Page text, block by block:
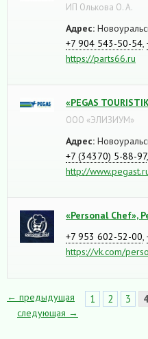
ИП Олькова О. А.
Адрес:
+7 904 543-50-54
https://parts66.ru
«PEGAS
ООО «ЭЛИЗИУМ»
Адрес:
+7 (34370) 5-88-97,
http://
«Personal Chef»,
+7 953 602-52-00
https://vk.com/
← предыдущая 1 2 3
следующая →